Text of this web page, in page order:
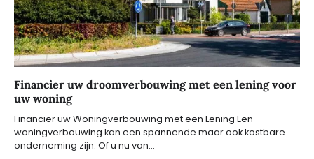
Financier uw droomverbouwing met een lening voor
uw woning
Financier uw Woningverbouwing met een Lening Een
woningverbouwing kan een spannende maar ook kostbare
onderneming zijn. Of u nu van…